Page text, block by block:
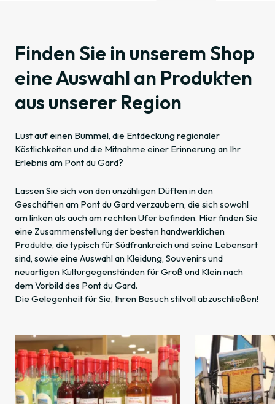
Finden Sie in unserem Shop
eine Auswahl an Produkten
aus unserer Region
Lust auf einen Bummel, die Entdeckung regionaler
Köstlichkeiten und die Mitnahme einer Erinnerung an Ihr
Erlebnis am Pont du Gard?
Lassen Sie sich von den unzähligen Düften in den
Geschäften am Pont du Gard verzaubern, die sich sowohl
am linken als auch am rechten Ufer befinden. Hier finden Sie
eine Zusammenstellung der besten handwerklichen
Produkte, die typisch für Südfrankreich und seine Lebensart
sind, sowie eine Auswahl an Kleidung, Souvenirs und
neuartigen Kulturgegenständen für Groß und Klein nach
dem Vorbild des Pont du Gard.
Die Gelegenheit für Sie, Ihren Besuch stilvoll abzuschließen!